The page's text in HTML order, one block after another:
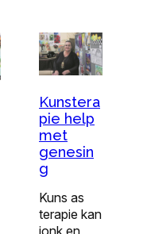
Kunstera
pie help
met
genesin
g
Kuns as
terapie kan
jonk en